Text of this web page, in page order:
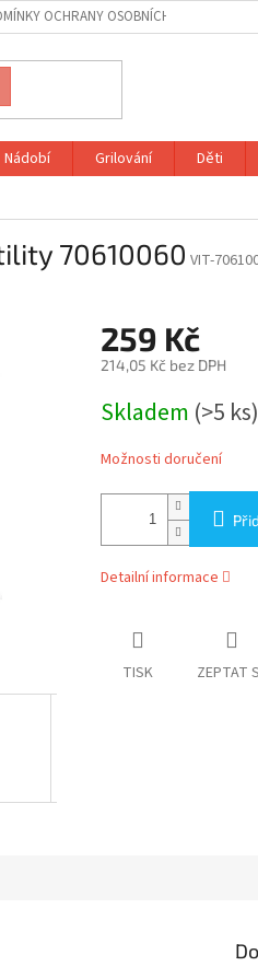
OCHRANY OSOBNÍCH ÚDAJŮ
Nádobí Grilování Děti
70610060 VIT-
259 Kč
214,05 Kč bez DPH
cena:
Skladem (>5 ks)
Možnosti doručení
Detailní informace
TISK ZEPTAT